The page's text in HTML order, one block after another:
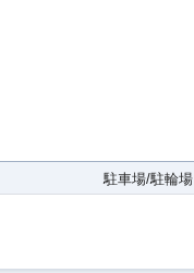
駐車場/駐輪場